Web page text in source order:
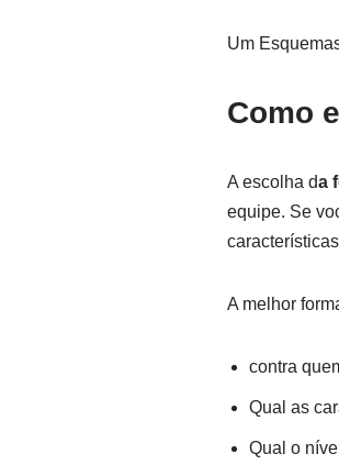
Um
Como
A escolha da
equipe. Se
A melhor
contra
Qual as
Qual o